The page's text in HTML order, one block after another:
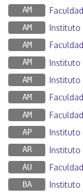
AM
AM Instituto
AM
AM Instituto
AM Instituto
AM
AM
AP Instituto
AR Instituto
AU
BA Instituto